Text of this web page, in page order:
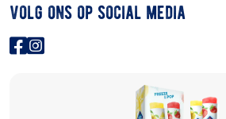
volg ons op social media